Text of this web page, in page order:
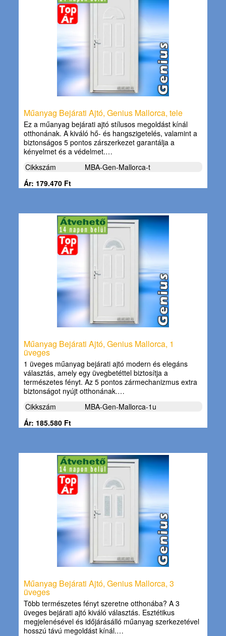
Műanyag Bejárati Ajtó, Genius Mallorca, tele
Ez a műanyag bejárati ajtó stílusos megoldást kínál
otthonának. A kiváló hő- és hangszigetelés, valamint a
biztonságos 5 pontos zárszerkezet garantálja a
kényelmet és a védelmet.…
Cikkszám
MBA-Gen-Mallorca-t
Ár: 179.470 Ft
Műanyag Bejárati Ajtó, Genius Mallorca, 1
üveges
1 üveges műanyag bejárati ajtó modern és elegáns
választás, amely egy üvegbetéttel biztosítja a
természetes fényt. Az 5 pontos zármechanizmus extra
biztonságot nyújt otthonának.…
Cikkszám
MBA-Gen-Mallorca-1u
Ár: 185.580 Ft
Műanyag Bejárati Ajtó, Genius Mallorca, 3
üveges
Több természetes fényt szeretne otthonába? A 3
üveges bejárati ajtó kiváló választás. Esztétikus
megjelenésével és időjárásálló műanyag szerkezetével
hosszú távú megoldást kínál.…